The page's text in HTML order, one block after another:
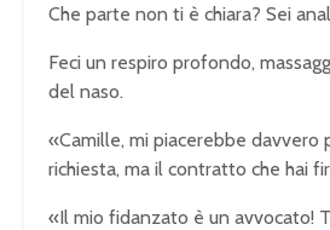
Che parte non ti è chiara? Sei
Feci un respiro profondo,
del naso.
«Camille, mi piacerebbe davvero
richiesta, ma il contratto che hai
«Il mio fidanzato è un avvocato!